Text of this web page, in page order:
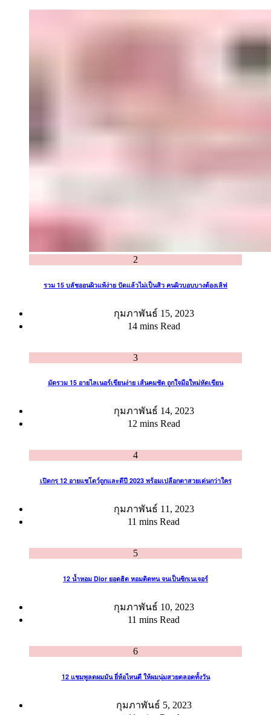
2
รวม 15 บลัชออนผิวแพ้ง่าย ปัดแล้วไม่เป็นสิว คนผิวบอบบางต้องเลิฟ
กุมภาพันธ์ 15, 2023
14 mins Read
3
มัดรวม 15 อายไลเนอร์เขียนง่าย เส้นคมชัด ถูกใจมือใหม่หัดเขียน
กุมภาพันธ์ 14, 2023
12 mins Read
4
เปิดกรุ 12 อายแชโดว์ถูกและดีปี 2023 พร้อมเปลือกตาสวยเด่นกว่าใคร
กุมภาพันธ์ 11, 2023
11 mins Read
5
12 น้ำหอม Dior ยอดฮิต หอมติดทน จนเป็นซิกเนเจอร์
กุมภาพันธ์ 10, 2023
11 mins Read
6
12 แชมพูลดผมมัน ยี่ห้อไหนดี ให้ผมนุ่มสวยตลอดทั้งวัน
กุมภาพันธ์ 5, 2023